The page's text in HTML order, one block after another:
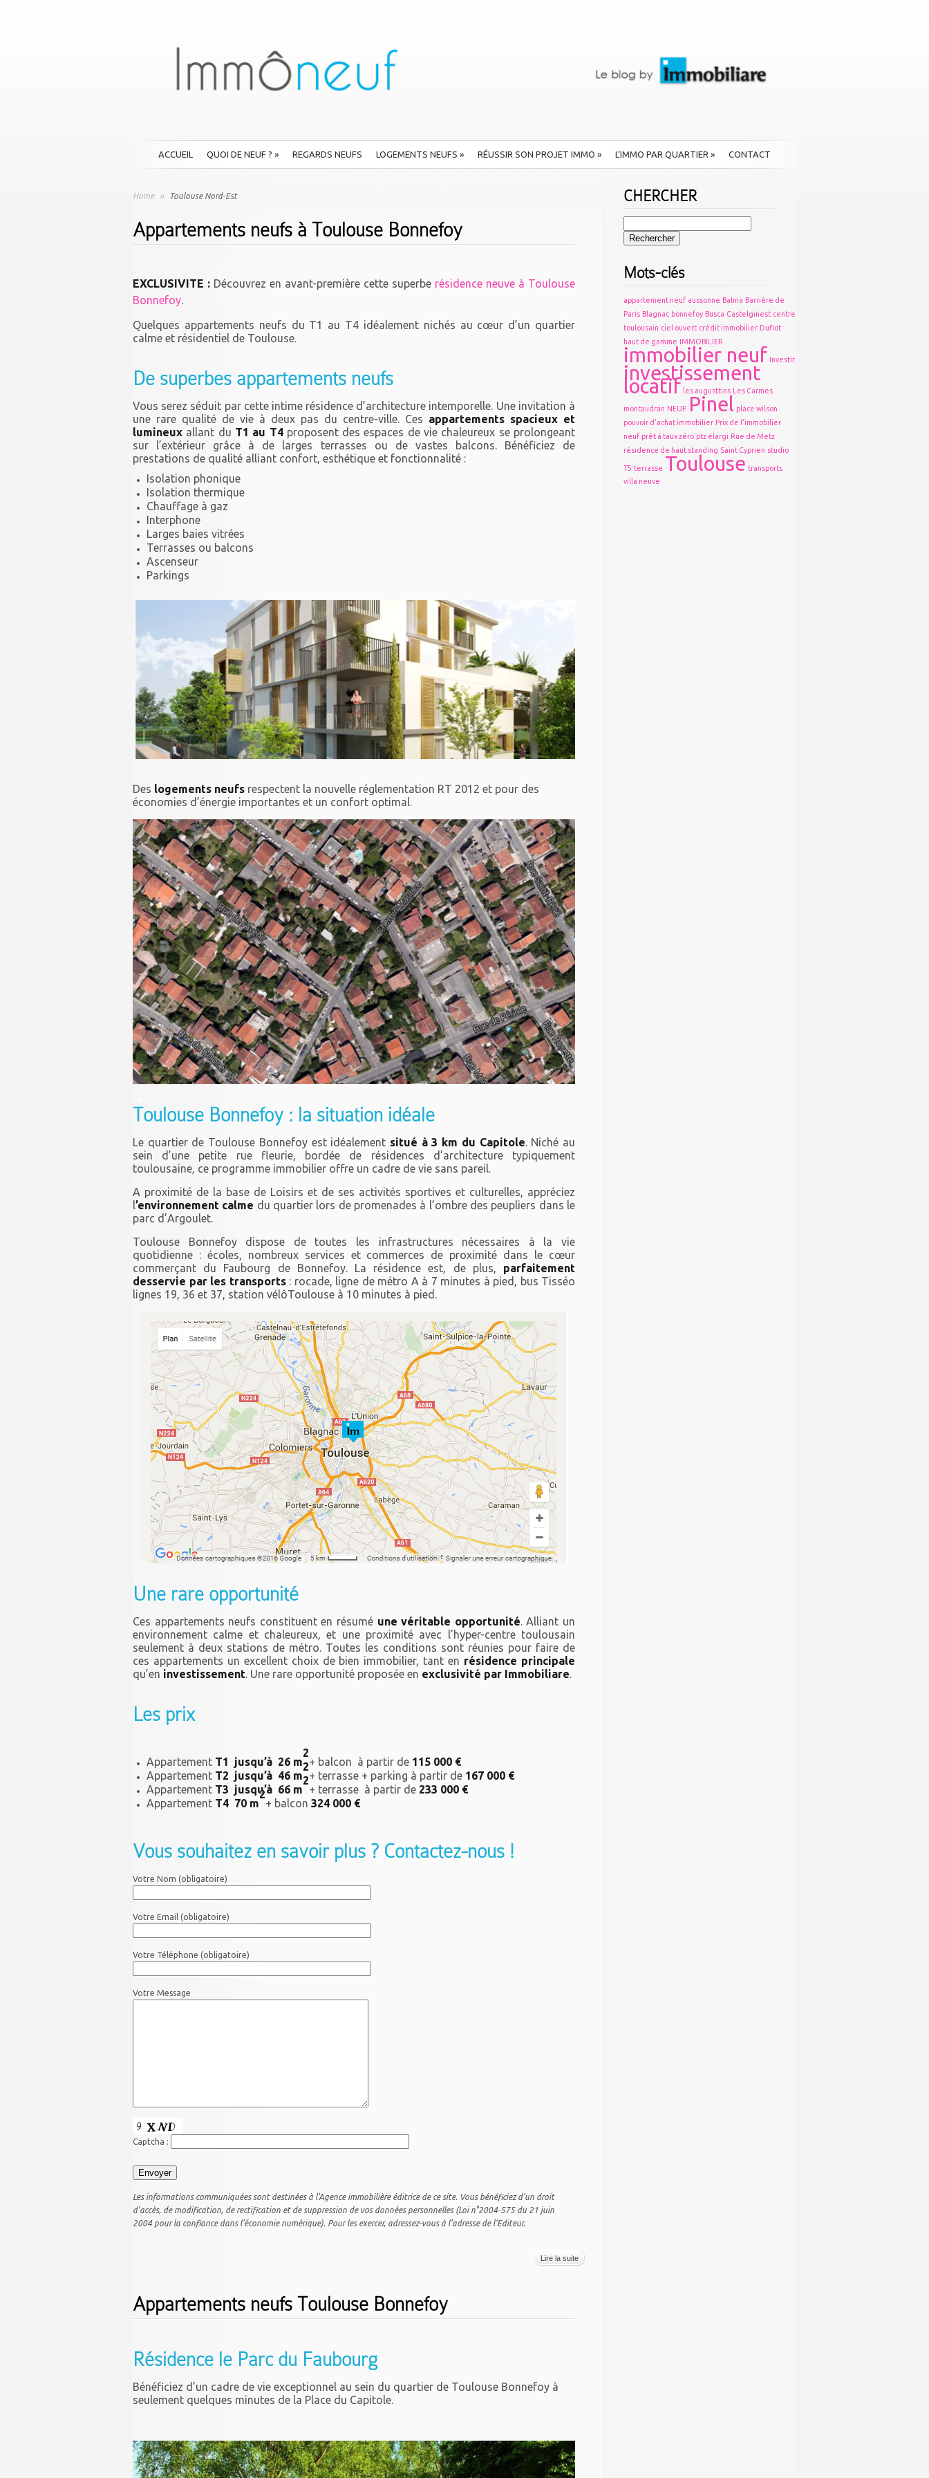
ACCUEIL QUOI DE NEUF ? » REGARDS NEUFS LOGEMENTS NEUFS » RÉUSSIR SON PROJET IMMO » L’IMMO PAR QUARTIER » CONTACT
Home » Toulouse Nord-Est
Appartements neufs à Toulouse Bonnefoy
EXCLUSIVITE : Découvrez en avant-première cette superbe résidence neuve à Toulouse
Bonnefoy.
Quelques appartements neufs du T1 au T4 idéalement nichés au cœur d’un quartier
calme et résidentiel de Toulouse.
De superbes appartements neufs
Vous serez séduit par cette intime résidence d’architecture intemporelle. Une invitation à
une rare qualité de vie à deux pas du centre-ville. Ces appartements spacieux et
lumineux allant du T1 au T4proposent des espaces de vie chaleureux se prolongeant
sur l’extérieur grâce à de larges terrasses ou de vastes balcons. Bénéficiez de
prestations de qualité alliant confort, esthétique et fonctionnalité :
Isolation phonique
Isolation thermique
Chauffage à gaz
Interphone
Larges baies vitrées
Terrasses ou balcons
Ascenseur
Parkings
Des logements neufs respectent la nouvelle réglementation RT 2012 et pour des
économies d’énergie importantes et un confort optimal.
Toulouse Bonnefoy : la situation idéale
Le quartier de Toulouse Bonnefoy est idéalement situé à 3 km du Capitole. Niché au
sein d’une petite rue fleurie, bordée de résidences d’architecture typiquement
toulousaine, ce programme immobilier offre un cadre de vie sans pareil.
A proximité de la base de Loisirs et de ses activités sportives et culturelles, appréciez
l’environnement calme du quartier lors de promenades à l’ombre des peupliers dans le
parc d’Argoulet.
Toulouse Bonnefoy dispose de toutes les infrastructures nécessaires à la vie
quotidienne : écoles, nombreux services et commerces de proximité dans le cœur
commerçant du Faubourg de Bonnefoy. La résidence est, de plus, parfaitement
desservie par les transports : rocade, ligne de métro A à 7 minutes à pied, bus Tisséo
lignes 19, 36 et 37, station vélôToulouse à 10 minutes à pied.
Une rare opportunité
Ces appartements neufs constituent en résumé une véritable opportunité. Alliant un
environnement calme et chaleureux, et une proximité avec l’hyper-centre toulousain
seulement à deux stations de métro. Toutes les conditions sont réunies pour faire de
ces appartements un excellent choix de bien immobilier, tant en résidence principale
qu’en investissement. Une rare opportunité proposée en exclusivité par Immobiliare.
Les prix
Appartement T1 jusqu’à 26 m
2
+ balcon à partir de 115 000 €
Appartement T2 jusqu’à 46 m
2
+ terrasse + parking à partir de 167 000 €
Appartement T3 jusqu’à 66 m
2
+ terrasse à partir de 233 000 €
Appartement T4 70 m
2
+ balcon 324 000 €
Vous souhaitez en savoir plus ? Contactez-nous !
Votre Nom (obligatoire)
Votre Email (obligatoire)
Votre Téléphone (obligatoire)
Votre Message
Captcha :
Les informations communiquées sont destinées à l’Agence immobilière éditrice de ce site. Vous bénéficiez d’un droit
d’accès, de modification, de rectification et de suppression de vos données personnelles (Loi n°2004-575 du 21 juin
2004 pour la confiance dans l’économie numérique). Pour les exercer, adressez-vous à l’adresse de l’Editeur.
Lire la suite
Appartements neufs Toulouse Bonnefoy
Résidence le Parc du Faubourg
Bénéficiez d’un cadre de vie exceptionnel au sein du quartier de Toulouse Bonnefoy à
seulement quelques minutes de la Place du Capitole.
CHERCHER
Mots-clés
appartement neuf aussonne Balma Barrière de
Paris Blagnac bonnefoy Busca Castelginest centre
toulousain ciel ouvert crédit immobilier Duflot
haut de gamme IMMOBILIER
immobilier neuf Investir
investissement
locatif les augusttins Les Carmes
montaudran NEUF Pinel place wilson
pouvoir d'achat immobilier Prix de l'immobilier
neuf prêt à taux zéro ptz élargi Rue de Metz
résidence de haut standing Saint Cyprien studio
T5 terrasse Toulouse transports
villa neuve